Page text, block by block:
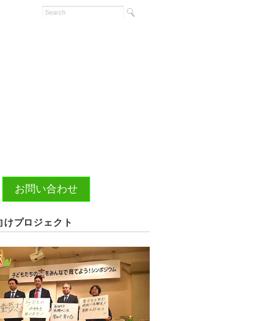
お問い合わせ
けプロジェクト